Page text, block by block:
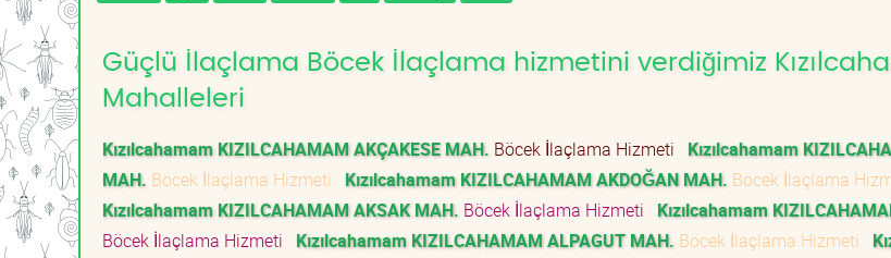
Güçlü İlaçlama Böcek İlaçlama hizmetini verdiğimiz
Mahalleleri
Kızılcahamam KIZILCAHAMAM AKÇAKESE MAH. Böcek İlaçlama Hizmeti
Kızılcahamam
MAH. Böcek İlaçlama Hizmeti Kızılcahamam KIZILCAHAMAM AKDOĞAN MAH. Böcek İlaçlama
Kızılcahamam KIZILCAHAMAM AKSAK MAH. Böcek İlaçlama Hizmeti
Kızılcahamam
Böcek İlaçlama Hizmeti
Kızılcahamam KIZILCAHAMAM ALPAGUT MAH. Böcek İlaçlama Hizmeti